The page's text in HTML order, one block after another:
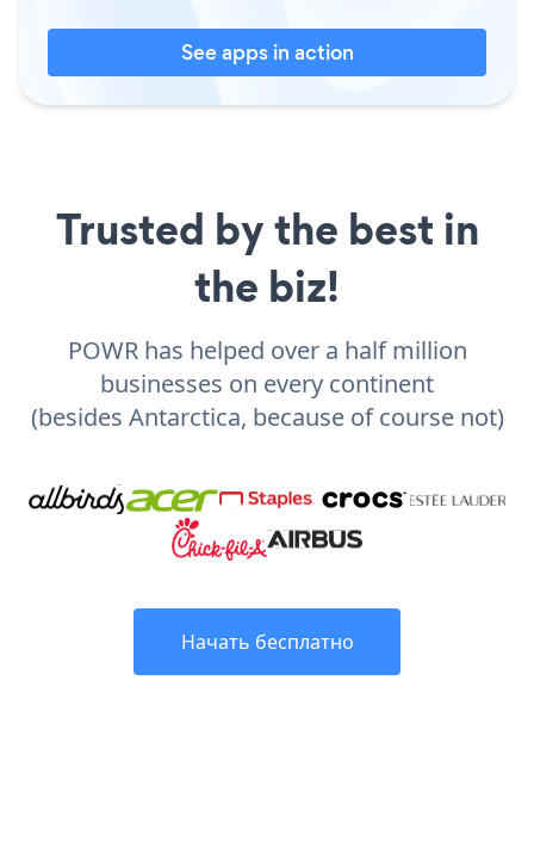
See apps in action
Trusted by the best in
the biz!
POWR has helped over a half million
businesses on every continent
(besides Antarctica, because of course not)
Начать бесплатно